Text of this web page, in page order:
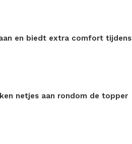
en biedt extra comfort tijdens
netjes aan rondom de topper